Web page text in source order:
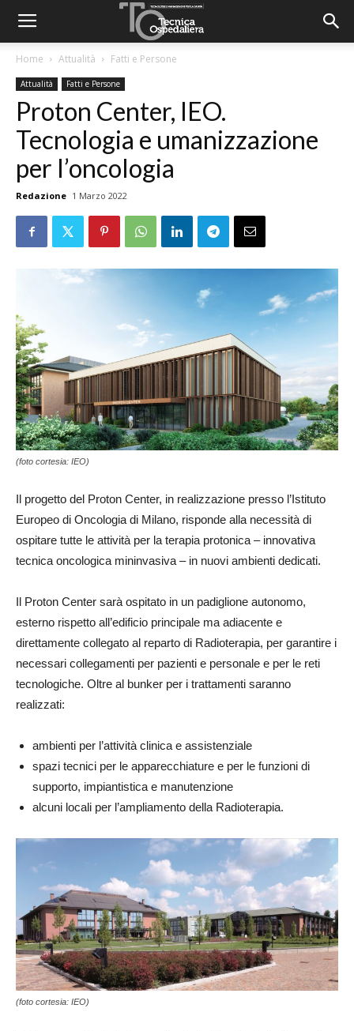
Home Attualità Fatti e Persone
Attualità Fatti e Persone
Proton Center, IEO.
Tecnologia e umanizzazione
per l’oncologia
Redazione 1 Marzo 2022
(foto cortesia: IEO)
Il progetto del Proton Center, in realizzazione presso l’Istituto
Europeo di Oncologia di Milano, risponde alla necessità di
ospitare tutte le attività per la terapia protonica – innovativa
tecnica oncologica mininvasiva – in nuovi ambienti dedicati.
Il Proton Center sarà ospitato in un padiglione autonomo,
esterno rispetto all’edificio principale ma adiacente e
direttamente collegato al reparto di Radioterapia, per garantire i
necessari collegamenti per pazienti e personale e per le reti
tecnologiche. Oltre al bunker per i trattamenti saranno
realizzati:
ambienti per l’attività clinica e assistenziale
spazi tecnici per le apparecchiature e per le funzioni di
supporto, impiantistica e manutenzione
alcuni locali per l’ampliamento della Radioterapia.
(foto cortesia: IEO)